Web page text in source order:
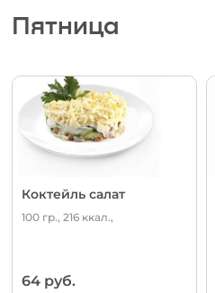
Пятница
Коктейль салат
100 гр., 216 ккал.,
64 руб.